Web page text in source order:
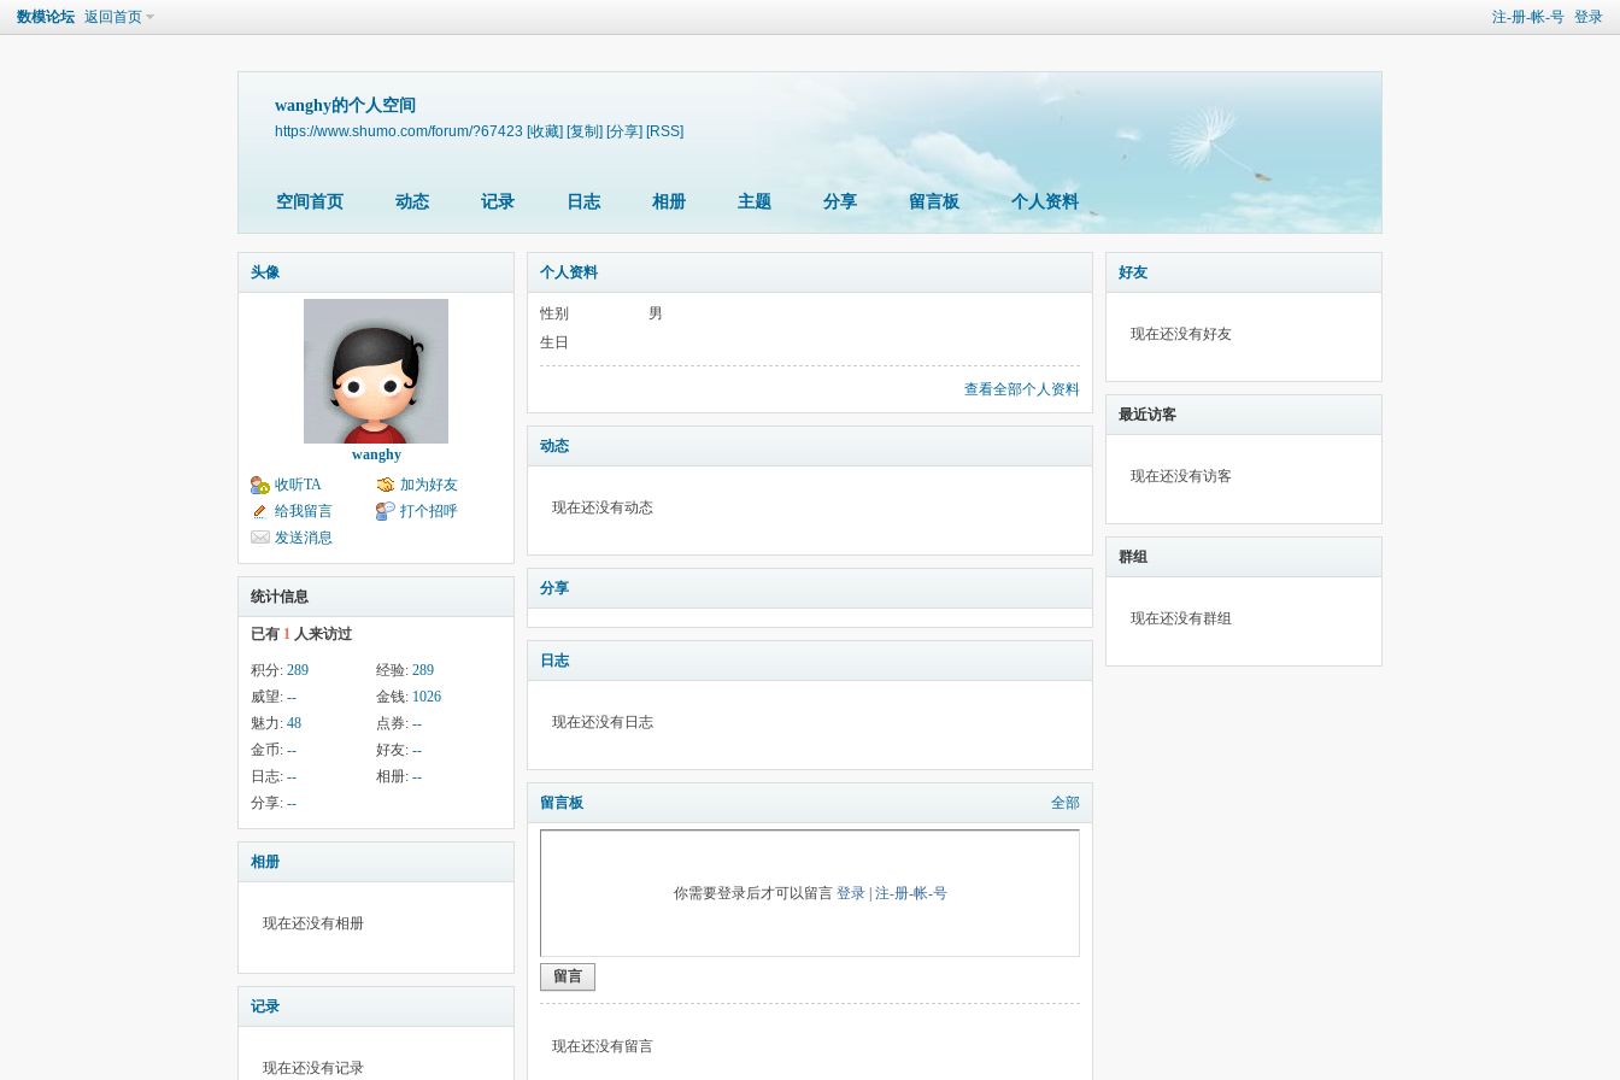
注-册-帐-号 登录
数模论坛 返回首页
wanghy的个人空间
https://www.shumo.com/forum/?67423 [收藏] [复制] [分享] [RSS]
空间首页 动态 记录 日志 相册 主题 分享 留言板 个人资料
头像
wanghy
收听TA
加为好友
给我留言
打个招呼
发送消息
统计信息
已有 1 人来访过
积分: 289 经验: 289
威望: -- 金钱: 1026
魅力: 48 点券: --
金币: -- 好友: --
日志: -- 相册: --
分享: --
相册
现在还没有相册
记录
现在还没有记录
个人资料
性别
男
生日
查看全部个人资料
动态
现在还没有动态
分享
日志
现在还没有日志
留言板 全部
你需要登录后才可以留言 登录| 注-册-帐-号
留言
现在还没有留言
好友
现在还没有好友
最近访客
现在还没有访客
群组
现在还没有群组